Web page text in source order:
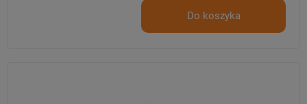
Do koszyka